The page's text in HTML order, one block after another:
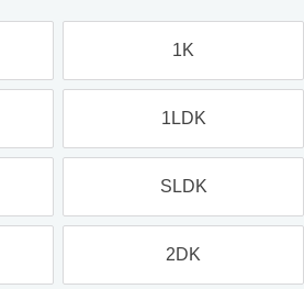
1K
1LDK
SLDK
2DK